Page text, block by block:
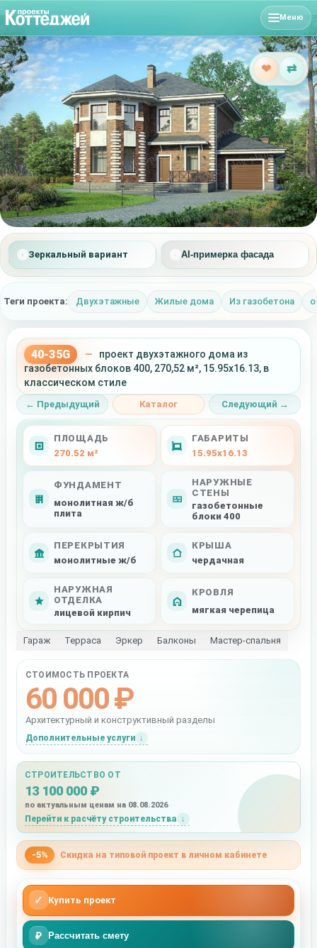
Меню
Зеркальный вариант AI-примерка фасада
Теги проекта: Двухэтажные Жилые дома Из газобетона
❤ ⇄
40-35G —
проект двухэтажного дома из
газобетонных блоков 400, 270,52 м², 15.95x16.13, в
классическом стиле
← Предыдущий Каталог Следующий →
ПЛОЩАДЬ
270.52 м²
ГАБАРИТЫ
15.95x16.13
ФУНДАМЕНТ
монолитная ж/б
плита
НАРУЖНЫЕ
СТЕНЫ
газобетонные
блоки 400
ПЕРЕКРЫТИЯ
монолитные ж/б
КРЫША
чердачная
НАРУЖНАЯ
ОТДЕЛКА
лицевой кирпич
КРОВЛЯ
мягкая черепица
Гараж Терраса Эркер Балконы Мастер-спальня
СТОИМОСТЬ ПРОЕКТА
60 000 ₽
Архитектурный и конструктивный разделы
Дополнительные услуги
СТРОИТЕЛЬСТВО ОТ
13 100 000 ₽
по актуальным ценам на 08.08.2026
Перейти к расчёту строительства
-5% Скидка на типовой проект в личном кабинете
✓ Купить проект
₽ Рассчитать смету